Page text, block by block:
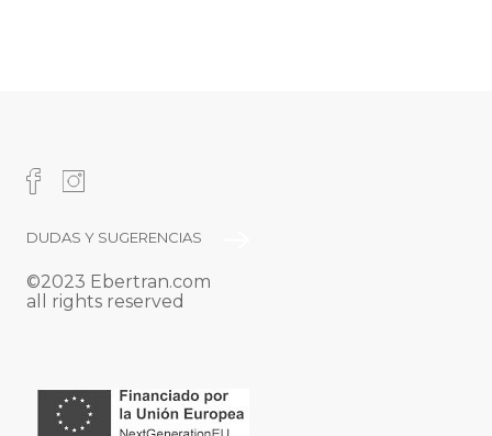
PIE
DE
DUDAS Y SUGERENCIAS
©2023 Ebertran.com
all rights reserved